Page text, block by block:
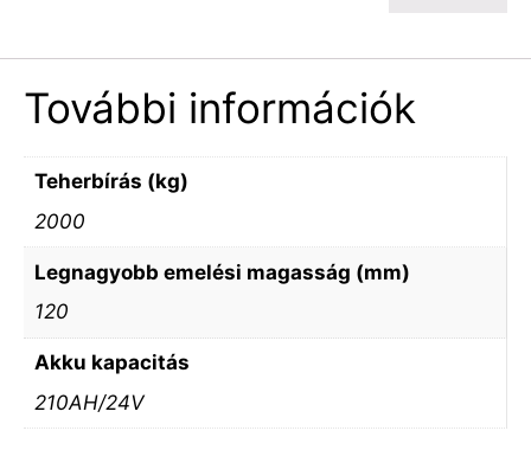
További információk
Teherbírás (kg)
2000
Legnagyobb emelési magasság (mm)
120
Akku kapacitás
210AH/24V